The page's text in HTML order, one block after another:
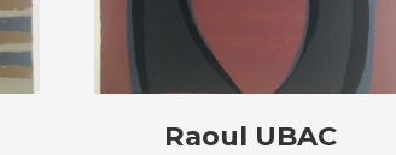
Raoul UBAC